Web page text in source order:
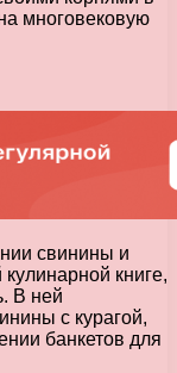
многовековую
свинины и
книге,
В ней
с курагой,
банкетов для